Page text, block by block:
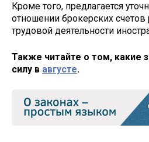
Кроме того, предлагается
отношении брокерских счетов
трудовой деятельности
Также читайте о том, какие
силу в августе.